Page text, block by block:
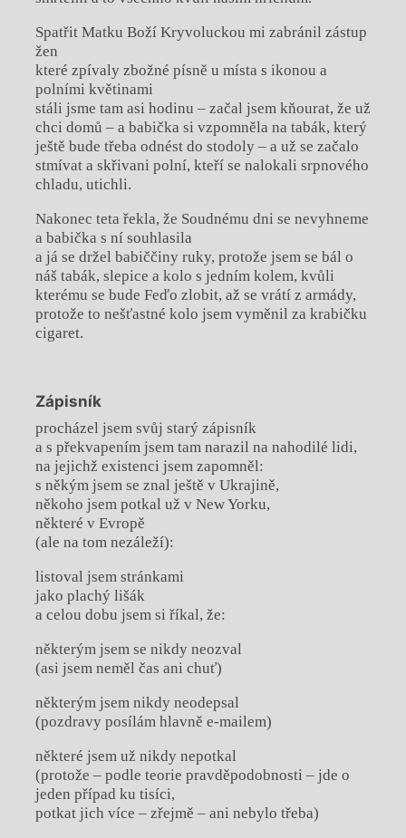
Spatřit Matku Boží Kryvoluckou mi zabránil zástup
žen
které zpívaly zbožné písně u místa s ikonou a
polními květinami
stáli jsme tam asi hodinu – začal jsem kňourat, že už
chci domů – a babička si vzpomněla na tabák, který
ještě bude třeba odnést do stodoly – a už se začalo
stmívat a skřivani polní, kteří se nalokali srpnového
chladu, utichli.
Nakonec teta řekla, že Soudnému dni se nevyhneme
a babička s ní souhlasila
a já se držel babiččiny ruky, protože jsem se bál o
náš tabák, slepice a kolo s jedním kolem, kvůli
kterému se bude Feďo zlobit, až se vrátí z armády,
protože to nešťastné kolo jsem vyměnil za krabičku
cigaret.
Zápisník
procházel jsem svůj starý zápisník
a s překvapením jsem tam narazil na nahodilé lidi,
na jejichž existenci jsem zapomněl:
s někým jsem se znal ještě v Ukrajině,
někoho jsem potkal už v New Yorku,
některé v Evropě
(ale na tom nezáleží):
listoval jsem stránkami
jako plachý lišák
a celou dobu jsem si říkal, že:
některým jsem se nikdy neozval
(asi jsem neměl čas ani chuť)
některým jsem nikdy neodepsal
(pozdravy posílám hlavně e-mailem)
některé jsem už nikdy nepotkal
(protože – podle teorie pravděpodobnosti – jde o
jeden případ ku tisíci,
potkat jich více – zřejmě – ani nebylo třeba)